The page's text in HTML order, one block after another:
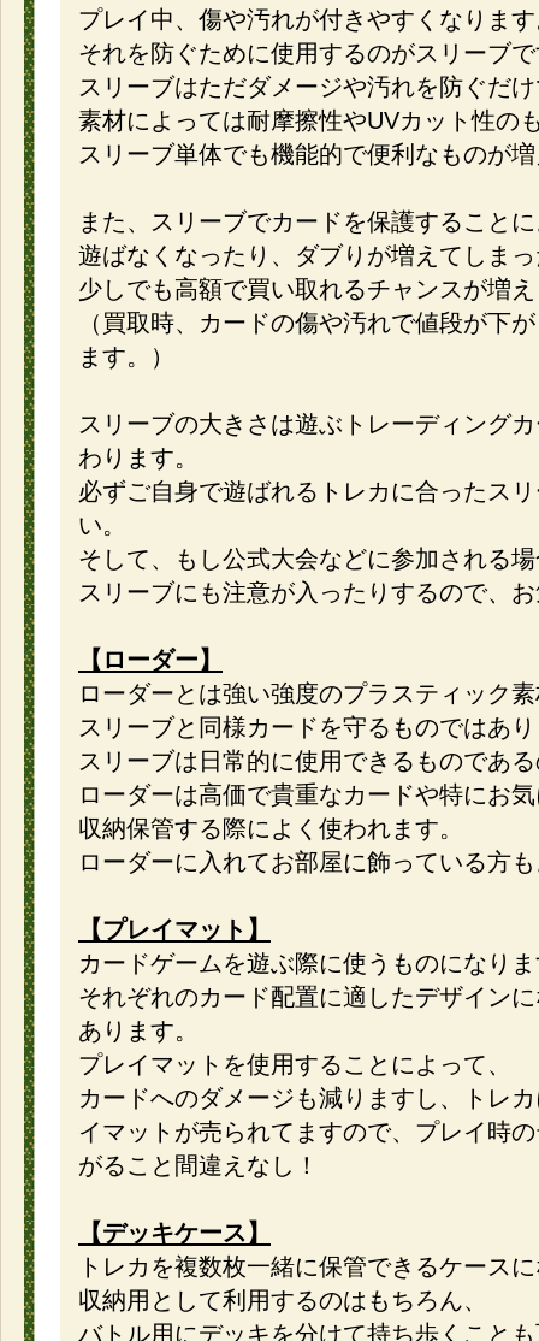
プレイ中、傷や汚れが付きやすくなりま
それを防ぐために使用するのがスリーブ
スリーブはただダメージや汚れを防ぐだ
素材によっては耐摩擦性やUVカット性の
スリーブ単体でも機能的で便利なものが
また、スリーブでカードを保護すること
遊ばなくなったり、ダブりが増えてしま
少しでも高額で買い取れるチャンスが増
（買取時、カードの傷や汚れで値段が下
ます。）
スリーブの大きさは遊ぶトレーディング
わります。
必ずご自身で遊ばれるトレカに合ったス
い。
そして、もし公式大会などに参加される
スリーブにも注意が入ったりするので、
【ローダー】
ローダーとは強い強度のプラスティック
スリーブと同様カードを守るものではあ
スリーブは日常的に使用できるものであ
ローダーは高価で貴重なカードや特にお
収納保管する際によく使われます。
ローダーに入れてお部屋に飾っている方
【プレイマット】
カードゲームを遊ぶ際に使うものになり
それぞれのカード配置に適したデザイン
あります。
プレイマットを使用することによって、
カードへのダメージも減りますし、トレ
イマットが売られてますので、プレイ時
がること間違えなし！
【デッキケース】
トレカを複数枚一緒に保管できるケース
収納用として利用するのはもちろん、
バトル用にデッキを分けて持ち歩くこと